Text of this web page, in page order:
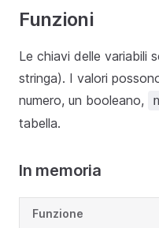
Funzioni
Le chiavi delle variabili
stringa). I valori
numero, un booleano,
tabella.
In memoria
Funzione